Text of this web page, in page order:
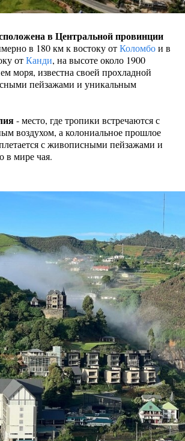
в Центральной провинции
в 180 км к востоку отКоломбои в
отКанди, на высоте около 1900
моря, известна своей прохладной
пейзажами и уникальным
- место, где тропики встречаются с
воздухом, а колониальное прошлое
с живописными пейзажами и
в мире чая.